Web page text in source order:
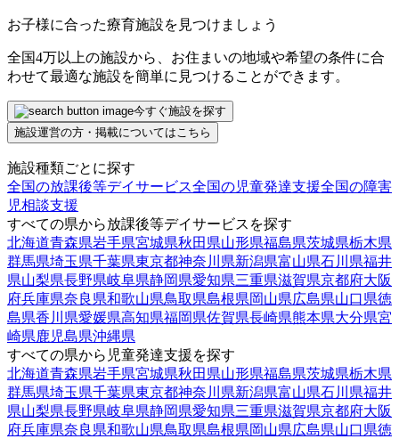
お子様に合った療育施設を見つけましょう
全国4万以上の施設から、お住まいの地域や希望の条件に合
わせて最適な施設を簡単に見つけることができます。
今すぐ施設を探す
施設運営の方・掲載についてはこちら
施設種類ごとに探す
全国の放課後等デイサービス全国の児童発達支援全国の障害
児相談支援
すべての県から放課後等デイサービスを探す
北海道青森県岩手県宮城県秋田県山形県福島県茨城県栃木県
群馬県埼玉県千葉県東京都神奈川県新潟県富山県石川県福井
県山梨県長野県岐阜県静岡県愛知県三重県滋賀県京都府大阪
府兵庫県奈良県和歌山県鳥取県島根県岡山県広島県山口県徳
島県香川県愛媛県高知県福岡県佐賀県長崎県熊本県大分県宮
崎県鹿児島県沖縄県
すべての県から児童発達支援を探す
北海道青森県岩手県宮城県秋田県山形県福島県茨城県栃木県
群馬県埼玉県千葉県東京都神奈川県新潟県富山県石川県福井
県山梨県長野県岐阜県静岡県愛知県三重県滋賀県京都府大阪
府兵庫県奈良県和歌山県鳥取県島根県岡山県広島県山口県徳